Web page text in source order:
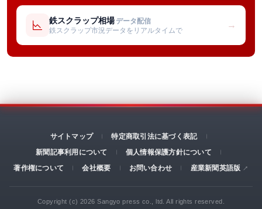
鉄スクラップ相場 データ配信
鉄スクラップ市況データをリアルタイムで
→
サイトマップ
特定商取引法に基づく表記
新聞記事利用について
個人情報保護方針について
著作権について
会社概要 お問い合わせ 産業新聞英語版
Copyright (c) 2026 Sangyo press co., ltd. All rights reserved.